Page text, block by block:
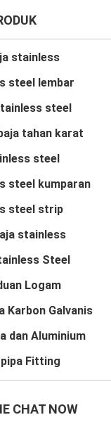
stainless
steel lembar
steel
tahan karat
steel
steel kumparan
steel strip
stainless
Steel
Logam
Karbon Galvanis
dan Aluminium
Fitting
CHAT NOW